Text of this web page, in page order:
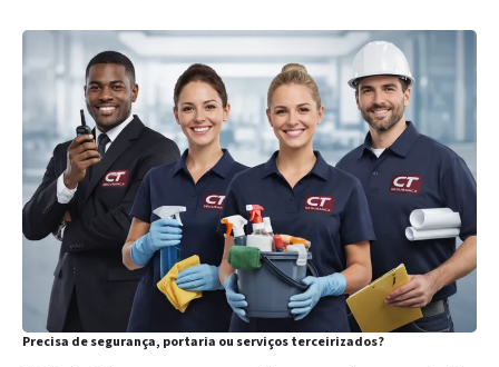
Precisa de segurança, portaria ou serviços terceirizados?